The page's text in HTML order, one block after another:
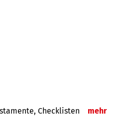
Checklisten mehr